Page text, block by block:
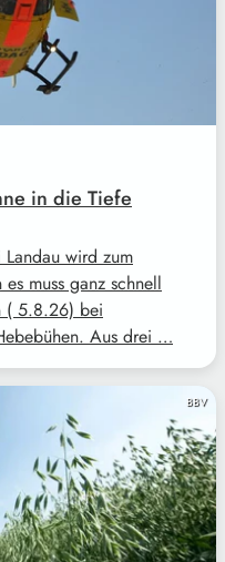
in die Tiefe
wird zum
muss ganz schnell
( 5.8.26) bei
Aus drei …
BBV